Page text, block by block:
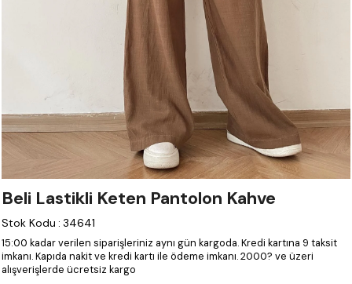
Beli Lastikli Keten Pantolon Kahve
Stok Kodu : 34641
15:00 kadar verilen siparişleriniz aynı gün kargoda.Kredi kartına 9 taksit
imkanı.Kapıda nakit ve kredi kartı ile ödeme imkanı.2000? ve üzeri
alışverişlerde ücretsiz kargo